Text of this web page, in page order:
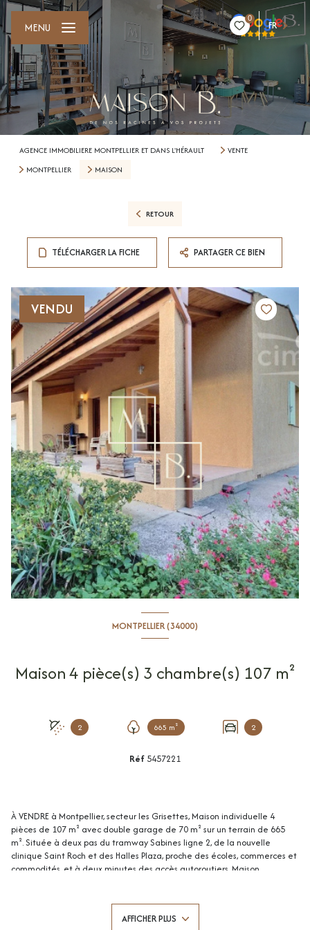
0
FR
MENU
AGENCE IMMOBILIERE MONTPELLIER ET DANS L'HÉRAULT
VENTE
MONTPELLIER
MAISON
RETOUR
TÉLÉCHARGER LA FICHE PARTAGER CE BIEN
VENDU
MONTPELLIER (34000)
Maison 4 pièce(s) 3 chambre(s) 107 m²
2 665 m² 2
Réf 5457221
À VENDRE à Montpellier, secteur les Grisettes, Maison individuelle 4
pièces de 107 m² avec double garage de 70 m² sur un terrain de 665
m². Située à deux pas du tramway Sabines ligne 2, de la nouvelle
clinique Saint Roch et des Halles Plaza, proche des écoles, commerces et
commodités, et à deux minutes des accès autoroutiers. Maison
la cuisine indépendante d'environ 13 m² avec possibilité de l'ouvrir sur le
séjour d'environ 28 m² avec triple exposition (Sud, Ouest et Nord, et WC
AFFICHER PLUS